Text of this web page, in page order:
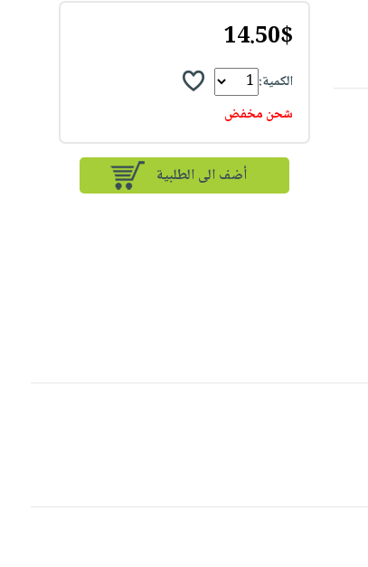
14.50$
الكمية:
شحن مخفض
أضف الى الطلبية